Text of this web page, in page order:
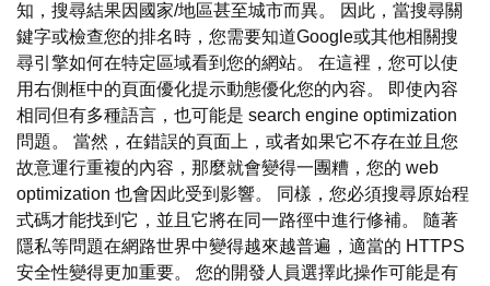
知，搜尋結果因國家/地區甚至城市而異。 因此，當搜尋關
鍵字或檢查您的排名時，您需要知道Google或其他相關搜
尋引擎如何在特定區域看到您的網站。 在這裡，您可以使
用右側框中的頁面優化提示動態優化您的內容。 即使內容
相同但有多種語言，也可能是 search engine optimization
問題。 當然，在錯誤的頁面上，或者如果它不存在並且您
故意運行重複的內容，那麼就會變得一團糟，您的 web
optimization 也會因此受到影響。 同樣，您必須搜尋原始程
式碼才能找到它，並且它將在同一路徑中進行修補。 隨著
隱私等問題在網路世界中變得越來越普遍，適當的 HTTPS
安全性變得更加重要。 您的開發人員選擇此操作可能是有